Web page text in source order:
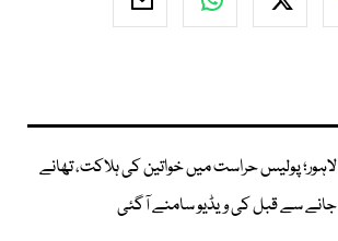
لاہور؛ پولیس حراست میں خواتین کی ہلاکت، تھانے
جانے سے قبل کی ویڈیو سامنے آگئی